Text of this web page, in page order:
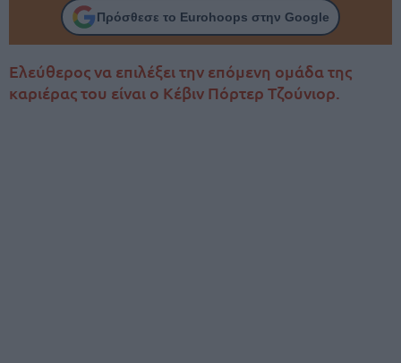
Πρόσθεσε το Eurohoops στην Google
Ελεύθερος να επιλέξει την επόμενη ομάδα της
καριέρας του είναι ο Κέβιν Πόρτερ Τζούνιορ.